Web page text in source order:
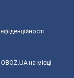
на місці